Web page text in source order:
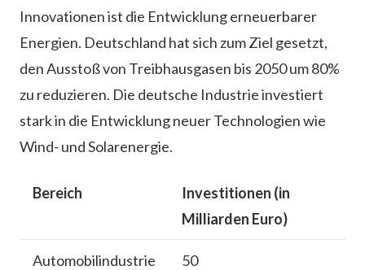
Innovationen ist die Entwicklung erneuerbarer
Energien. Deutschland hat sich zum Ziel gesetzt,
den Ausstoß von Treibhausgasen bis 2050 um 80%
zu reduzieren. Die deutsche Industrie investiert
stark in die Entwicklung neuer Technologien wie
Wind- und Solarenergie.
Bereich
Investitionen (in
Milliarden Euro)
Automobilindustrie 50